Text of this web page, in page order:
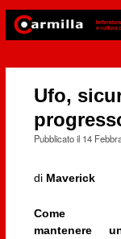
Ufo,
Pubblicato il 14
di Maverick
Come
mantenere